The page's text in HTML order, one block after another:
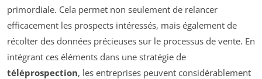
primordiale. Cela permet non seulement de relancer
efficacement les prospects intéressés, mais également de
récolter des données précieuses sur le processus de vente. En
intégrant ces éléments dans une stratégie de
téléprospection, les entreprises peuvent considérablement